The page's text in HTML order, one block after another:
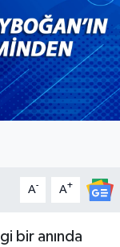
A- A+
bir anında